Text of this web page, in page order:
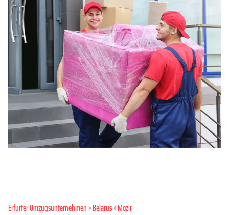
Erfurter Umzugsunternehmen»Belarus» Mozir